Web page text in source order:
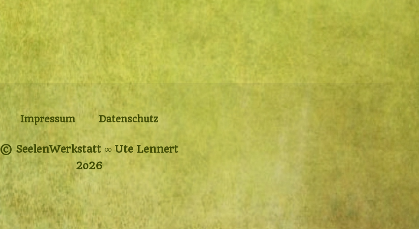
Impressum Datenschutz
© SeelenWerkstatt ∞ Ute Lennert
2o26